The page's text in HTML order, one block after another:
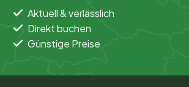
Aktuell & verlässlich
Direkt buchen
Günstige Preise